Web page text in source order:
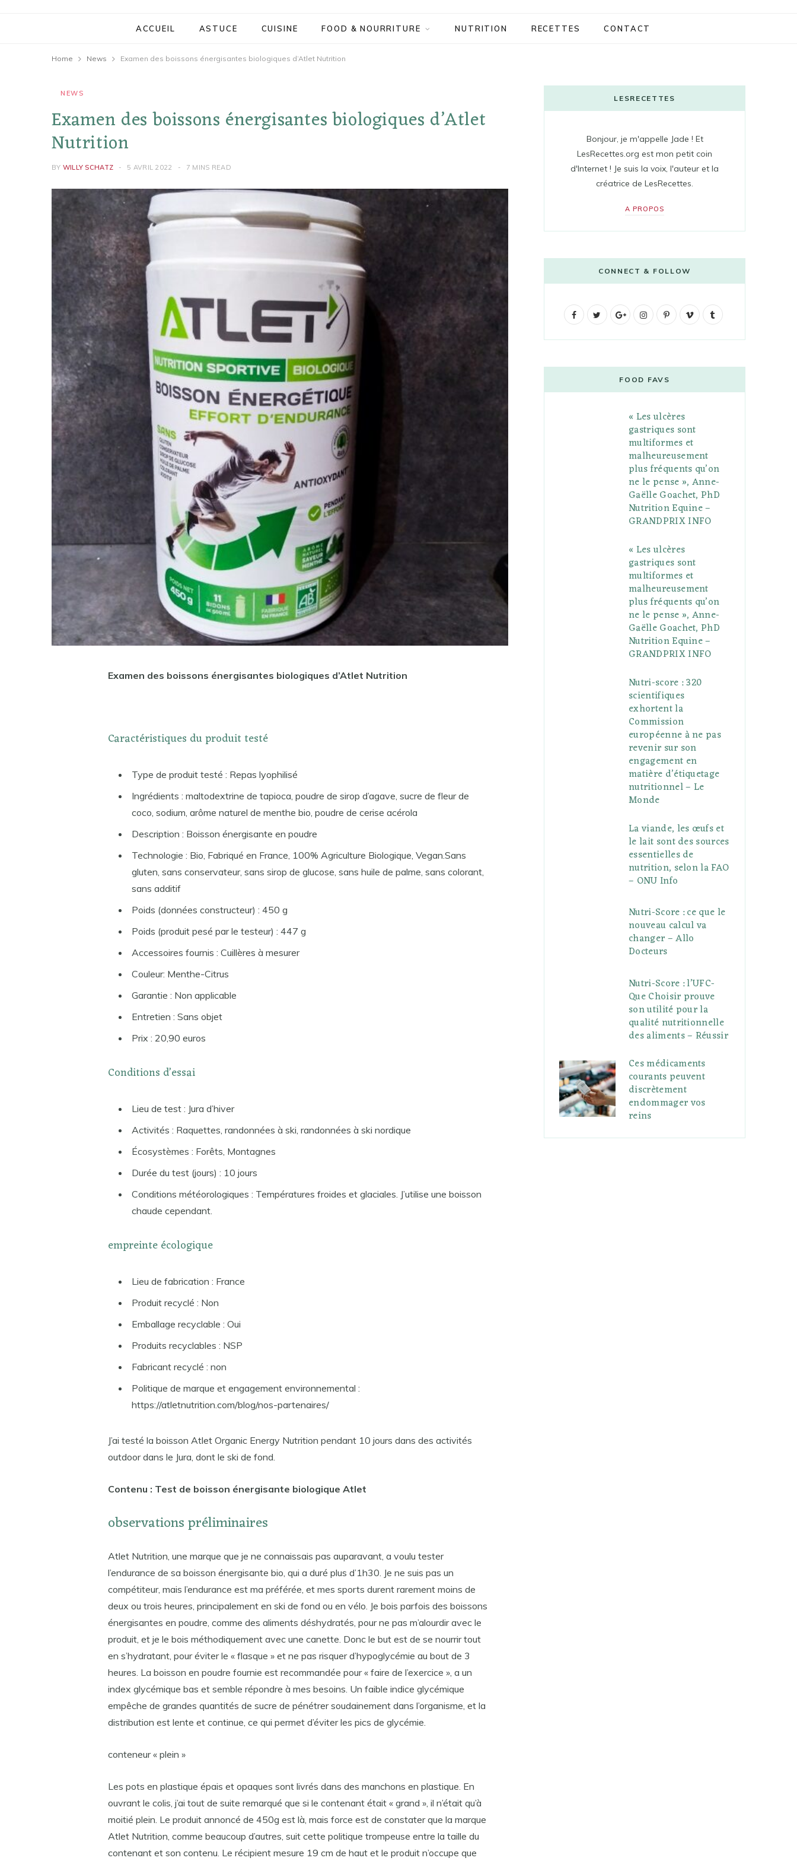
ACCUEIL ASTUCE CUISINE FOOD & NOURRITURE NUTRITION RECETTES CONTACT
Home News Examen des boissons énergisantes biologiques d’Atlet Nutrition
NEWS
Examen des boissons énergisantes biologiques d’Atlet
Nutrition
BY WILLY SCHATZ 5 AVRIL 2022 7 MINS READ
Examen des boissons énergisantes biologiques d’Atlet Nutrition
Caractéristiques du produit testé
Type de produit testé : Repas lyophilisé
Ingrédients : maltodextrine de tapioca, poudre de sirop d’agave, sucre de fleur de
coco, sodium, arôme naturel de menthe bio, poudre de cerise acérola
Description : Boisson énergisante en poudre
Technologie : Bio, Fabriqué en France, 100% Agriculture Biologique, Vegan.Sans
gluten, sans conservateur, sans sirop de glucose, sans huile de palme, sans colorant,
sans additif
Poids (données constructeur) : 450 g
Poids (produit pesé par le testeur) : 447 g
Accessoires fournis : Cuillères à mesurer
Couleur: Menthe-Citrus
Garantie : Non applicable
Entretien : Sans objet
Prix ​​: 20,90 euros
Conditions d’essai
Lieu de test : Jura d’hiver
Activités : Raquettes, randonnées à ski, randonnées à ski nordique
Écosystèmes : Forêts, Montagnes
Durée du test (jours) : 10 jours
Conditions météorologiques : Températures froides et glaciales. J’utilise une boisson
chaude cependant.
empreinte écologique
Lieu de fabrication : France
Produit recyclé : Non
Emballage recyclable : Oui
Produits recyclables : NSP
Fabricant recyclé : non
Politique de marque et engagement environnemental :
https://atletnutrition.com/blog/nos-partenaires/
J’ai testé la boisson Atlet Organic Energy Nutrition pendant 10 jours dans des activités
outdoor dans le Jura, dont le ski de fond.
Contenu : Test de boisson énergisante biologique Atlet
observations préliminaires
Atlet Nutrition, une marque que je ne connaissais pas auparavant, a voulu tester
l’endurance de sa boisson énergisante bio, qui a duré plus d’1h30. Je ne suis pas un
compétiteur, mais l’endurance est ma préférée, et mes sports durent rarement moins de
deux ou trois heures, principalement en ski de fond ou en vélo. Je bois parfois des boissons
énergisantes en poudre, comme des aliments déshydratés, pour ne pas m’alourdir avec le
produit, et je le bois méthodiquement avec une canette. Donc le but est de se nourrir tout
en s’hydratant, pour éviter le « flasque » et ne pas risquer d’hypoglycémie au bout de 3
heures. La boisson en poudre fournie est recommandée pour « faire de l’exercice », a un
index glycémique bas et semble répondre à mes besoins. Un faible indice glycémique
empêche de grandes quantités de sucre de pénétrer soudainement dans l’organisme, et la
distribution est lente et continue, ce qui permet d’éviter les pics de glycémie.
conteneur « plein »
Les pots en plastique épais et opaques sont livrés dans des manchons en plastique. En
ouvrant le colis, j’ai tout de suite remarqué que si le contenant était « grand », il n’était qu’à
moitié plein. Le produit annoncé de 450g est là, mais force est de constater que la marque
Atlet Nutrition, comme beaucoup d’autres, suit cette politique trompeuse entre la taille du
contenant et son contenu. Le récipient mesure 19 cm de haut et le produit n’occupe que
LESRECETTES
Bonjour, je m'appelle Jade ! Et
LesRecettes.org est mon petit coin
d'Internet ! Je suis la voix, l'auteur et la
créatrice de LesRecettes.
A PROPOS
CONNECT & FOLLOW
F
b
t
G
g
l
e
P
u
s
I
t
a
g
r
a
P
e
r
e
s
V
o
l
FOOD FAVS
« Les ulcères
gastriques sont
multiformes et
malheureusement
plus fréquents qu’on
ne le pense », Anne-
Gaëlle Goachet, PhD
Nutrition Equine –
GRANDPRIX INFO
« Les ulcères
gastriques sont
multiformes et
malheureusement
plus fréquents qu’on
ne le pense », Anne-
Gaëlle Goachet, PhD
Nutrition Equine –
GRANDPRIX INFO
Nutri-score : 320
scientifiques
exhortent la
Commission
européenne à ne pas
revenir sur son
engagement en
matière d’étiquetage
nutritionnel – Le
Monde
La viande, les œufs et
le lait sont des sources
essentielles de
nutrition, selon la FAO
– ONU Info
Nutri-Score : ce que le
nouveau calcul va
changer – Allo
Docteurs
Nutri-Score : l’UFC-
Que Choisir prouve
son utilité pour la
qualité nutritionnelle
des aliments – Réussir
Ces médicaments
courants peuvent
discrètement
endommager vos
reins